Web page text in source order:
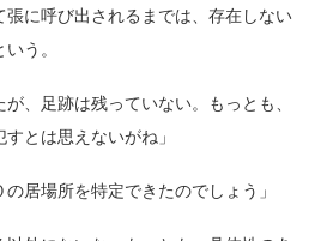
に呼び出されるまでは、存在しない
う。
、足跡は残っていない。もっとも、
とは思えないがね」
居場所を特定できたのでしょう」